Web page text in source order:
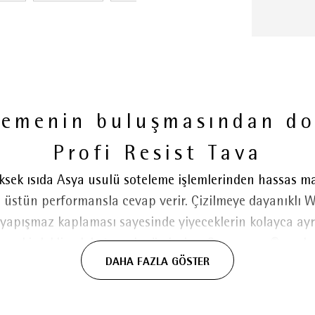
buluşmasından
Profi Resist Tava
ısıda Asya usulü soteleme işlemlerinden hassas
performansla cevap verir. Çizilmeye dayanıklı
kaplaması sayesinde yiyeceklerin kolayca
çekirdekli çok katmanlı gövdesi ve Cromargan®
hızlı ve eşit ısı dağılımıyla bir araya getirir.
DAHA FAZLA GÖSTER